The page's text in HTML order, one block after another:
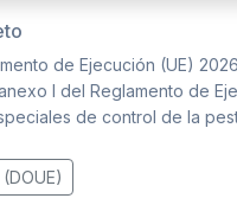
de Ejecución (UE)
I del Reglamento de
de control de la